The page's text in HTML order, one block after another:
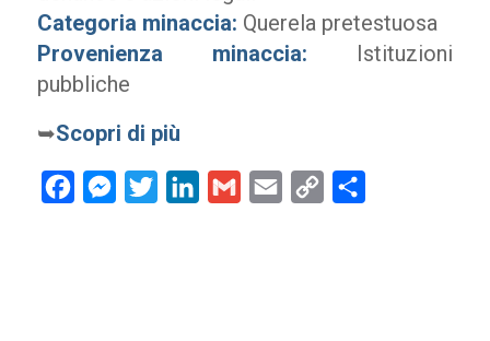
Categoria minaccia: Querela pretestuosa
Provenienza minaccia: Istituzioni
pubbliche
➥Scopri di più
FacebookMessenger
Twitter LinkedInGmail Email
Copy